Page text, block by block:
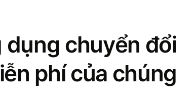
chuyển đổi
phí của chúng